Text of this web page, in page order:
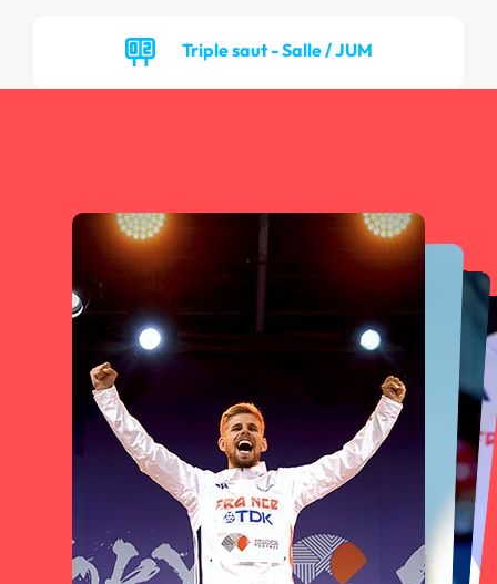
Triple saut - Salle / JUM